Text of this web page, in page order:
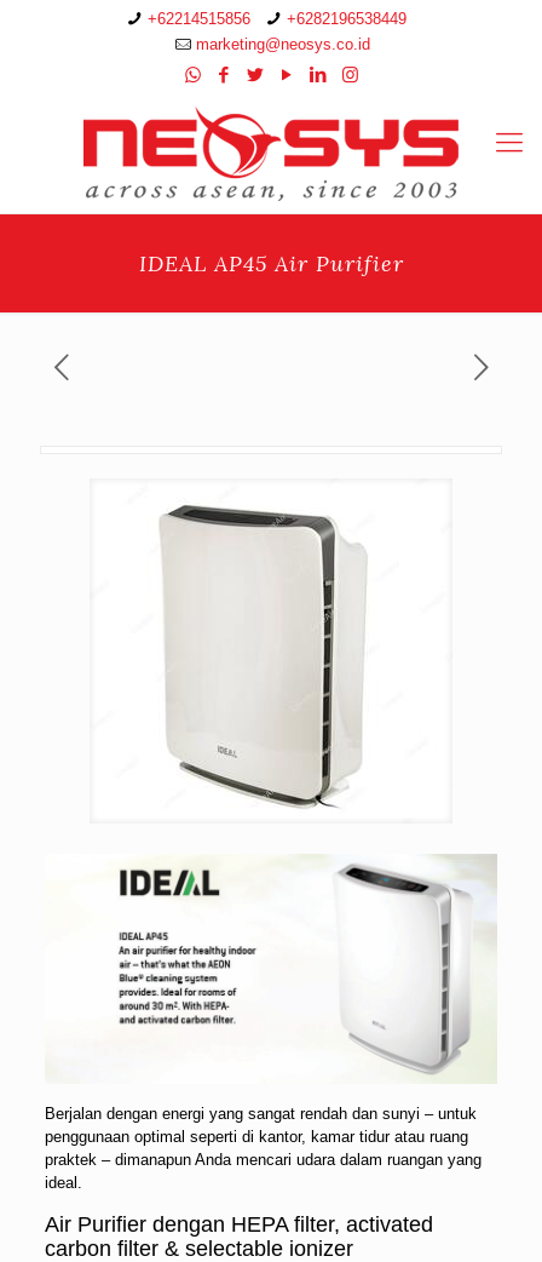
+62214515856
+6282196538449
marketing@neosys.co.id
IDEAL AP45 Air Purifier
Berjalan dengan energi yang sangat rendah dan sunyi – untuk
penggunaan optimal seperti di kantor, kamar tidur atau ruang
praktek – dimanapun Anda mencari udara dalam ruangan yang
ideal.
Air Purifier dengan HEPA filter, activated
carbon filter & selectable ionizer